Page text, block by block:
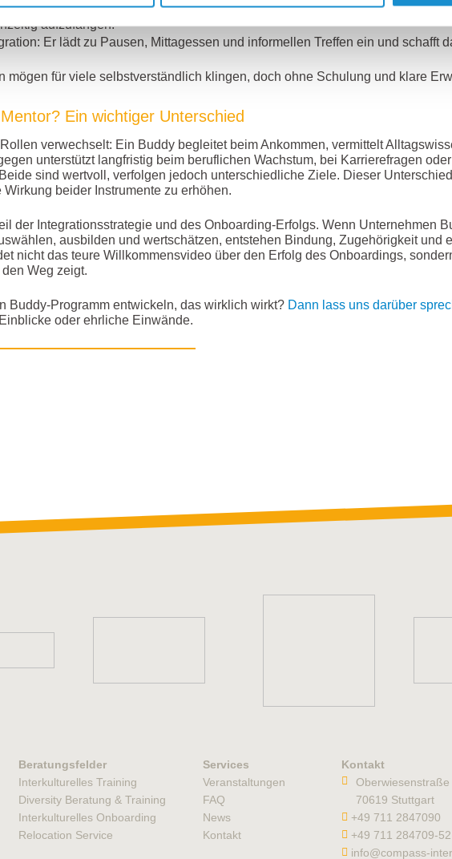
Er bietet sowohl dem Newbie als auch der Führungskraft
aufzufangen.
Er lädt zu Pausen, Mittagessen und informellen Treffen ein und schafft
mögen für viele selbstverständlich klingen, doch ohne Schulung und klare
Ein wichtiger Unterschied
verwechselt: Ein Buddy begleitet beim Ankommen, vermittelt
unterstützt langfristig beim beruflichen Wachstum, bei Karrierefragen
sind wertvoll, verfolgen jedoch unterschiedliche Ziele. Dieser
Wirkung beider Instrumente zu erhöhen.
der Integrationsstrategie und des Onboarding-Erfolgs. Wenn Unternehmen
ausbilden und wertschätzen, entstehen Bindung, Zugehörigkeit und
nicht das teure Willkommensvideo über den Erfolg des Onboardings,
Weg zeigt.
Buddy-Programm entwickeln, das wirklich wirkt? Dann lass uns darüber
oder ehrliche Einwände.
Beratungsfelder
Interkulturelles Training
Diversity Beratung & Training
Interkulturelles Onboarding
Relocation Service
Services
Veranstaltungen
FAQ
News
Kontakt
Kontakt
Oberwiesenstraße
70619 Stuttgart
+49 711 2847090
+49 711 284709-52
info@compass-